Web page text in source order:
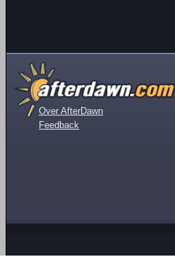
Over AfterDawn
Feedback